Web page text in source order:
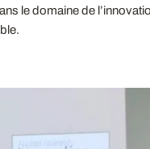
le domaine de